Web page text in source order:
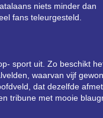
niets minder dan
fans teleurgesteld.
sport uit. Zo beschikt
waarvan vijf
dat dezelfde
tribune met mooie